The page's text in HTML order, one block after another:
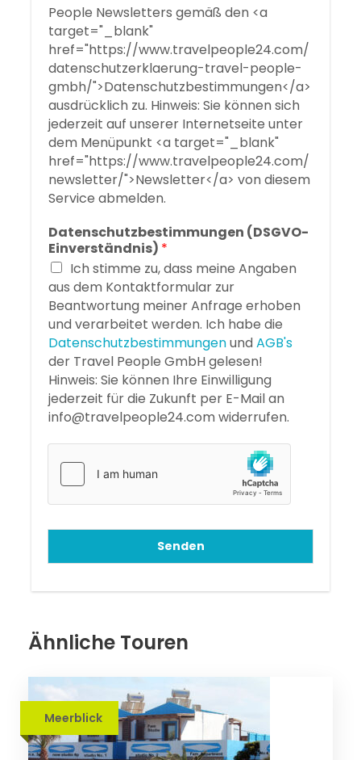
People Newsletters gemäß den <a
target="_blank"
href="https://www.travelpeople24.com/
datenschutzerklaerung-travel-people-
gmbh/">Datenschutzbestimmungen</a>
ausdrücklich zu. Hinweis: Sie können sich
jederzeit auf unserer Internetseite unter
dem Menüpunkt <a target="_blank"
href="https://www.travelpeople24.com/
newsletter/">Newsletter</a> von diesem
Service abmelden.
Datenschutzbestimmungen (DSGVO-
Einverständnis) *
Ich stimme zu, dass meine Angaben
aus dem Kontaktformular zur
Beantwortung meiner Anfrage erhoben
und verarbeitet werden. Ich habe die
Datenschutzbestimmungenund AGB's
der Travel People GmbH gelesen!
Hinweis: Sie können Ihre Einwilligung
jederzeit für die Zukunft per E-Mail an
info@travelpeople24.com widerrufen.
Senden
Ähnliche Touren
Meerblick